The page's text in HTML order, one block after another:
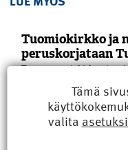
Tuomiokirkko ja
peruskorjataan
toisella puolella
vajoavat, ja kaupunki
niiden perustuksia.
peruskorjaus on
Helmikuussa
Tämä
valita